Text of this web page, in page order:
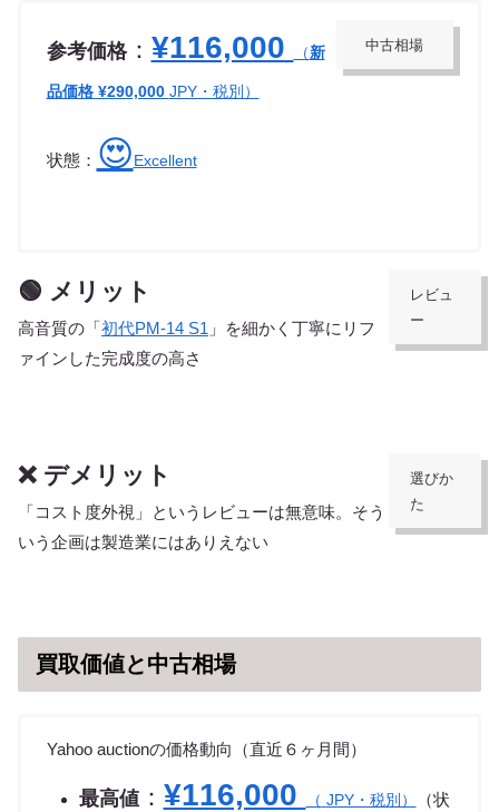
参考価格： ¥116,000 （新
品価格 ¥290,000 JPY・税別）
状態： 😍Excellent
中古相場
🟢 メリット
高音質の「初代PM-14 S1 」を細かく丁寧にリフ
ァインした完成度の高さ
レビュ
ー
❌ デメリット
「コスト度外視」というレビューは無意味。そう
いう企画は製造業にはありえない
選びか
た
買取価値と中古相場
Yahoo auctionの価格動向（直近６ヶ月間）
最高値： ¥116,000 （ JPY・税別） （状